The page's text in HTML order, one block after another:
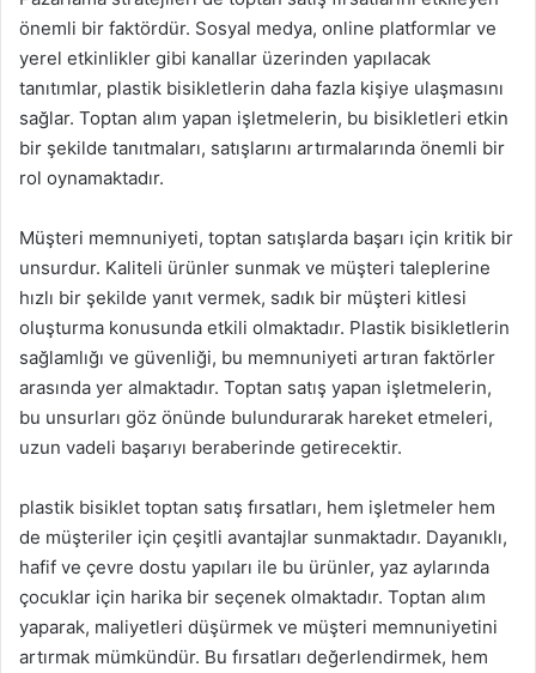
önemli bir faktördür. Sosyal medya, online platformlar ve
yerel etkinlikler gibi kanallar üzerinden yapılacak
tanıtımlar, plastik bisikletlerin daha fazla kişiye ulaşmasını
sağlar. Toptan alım yapan işletmelerin, bu bisikletleri etkin
bir şekilde tanıtmaları, satışlarını artırmalarında önemli bir
rol oynamaktadır.
Müşteri memnuniyeti, toptan satışlarda başarı için kritik bir
unsurdur. Kaliteli ürünler sunmak ve müşteri taleplerine
hızlı bir şekilde yanıt vermek, sadık bir müşteri kitlesi
oluşturma konusunda etkili olmaktadır. Plastik bisikletlerin
sağlamlığı ve güvenliği, bu memnuniyeti artıran faktörler
arasında yer almaktadır. Toptan satış yapan işletmelerin,
bu unsurları göz önünde bulundurarak hareket etmeleri,
uzun vadeli başarıyı beraberinde getirecektir.
plastik bisiklet toptan satış fırsatları, hem işletmeler hem
de müşteriler için çeşitli avantajlar sunmaktadır. Dayanıklı,
hafif ve çevre dostu yapıları ile bu ürünler, yaz aylarında
çocuklar için harika bir seçenek olmaktadır. Toptan alım
yaparak, maliyetleri düşürmek ve müşteri memnuniyetini
artırmak mümkündür. Bu fırsatları değerlendirmek, hem